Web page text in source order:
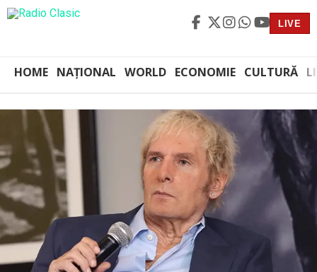
LIVE
HOME NAȚIONAL WORLD ECONOMIE CULTURĂ